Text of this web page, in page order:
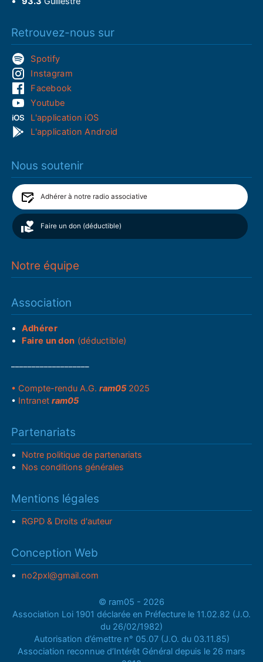
Retrouvez-nous sur
Spotify
Instagram
Facebook
Youtube
L'application iOS
L'application Android
Nous soutenir
Adhérer à notre radio associative
Faire un don (déductible)
Notre équipe
Association
Adhérer
Faire un don (déductible)
• Compte-rendu A.G.ram05 2025
• Intranetram05
Partenariats
Notre politique de partenariats
Nos conditions générales
Mentions légales
RGPD & Droits d'auteur
Conception Web
no2pxl@gmail.com
© ram05 - 2026
Association Loi 1901 déclarée en Préfecture le 11.02.82 (J.O.
du 26/02/1982)
Autorisation d’émettre n° 05.07 (J.O. du 03.11.85)
Association reconnue d’Intérêt Général depuis le 26 mars